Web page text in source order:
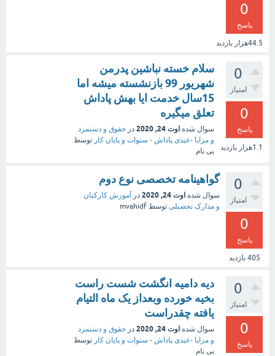
0
پاسخ
44.5هزار بازدید
0
امتیاز
0
پاسخ
1.1هزار بازدید
سلام خسته نباشین پدرمن
شهریور 99 بازنشسته میشه اما
15سال خدمت ایا بهش پاداش
تعلق میگیره
سوال شده اوت 24, 2020 در حقوق و دستمزد
و مزایا -عیدی پاداش - سنوات و پایان کار توسط
بی نام
0
امتیاز
0
پاسخ
405 بازدید
گواهینامه تخصصی نوع دوم
سوال شده اوت 24, 2020 در
آموزش کارکنان
و مدارک تحصیلی توسط mvahidf
0
امتیاز
0
پاسخ
دیه دامیه انگشت شست راست
بخیه خورده وبعداز یک ماه التیام
یافته چقدراست
سوال شده اوت 24, 2020 در حقوق و دستمزد
و مزایا -عیدی پاداش - سنوات و پایان کار توسط
بی نام